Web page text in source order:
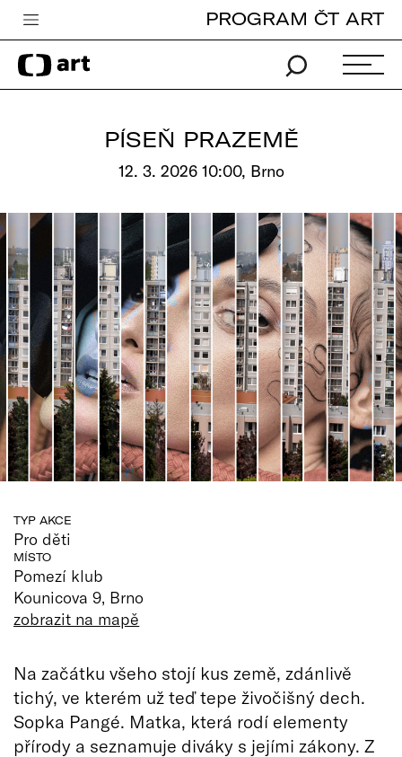
Česká televize
Zpravodajství
Pro děti
edu
Vše o ČT
PROGRAM ČT ART
PÍSEŇ PRAZEMĚ
12. 3. 2026 10:00, Brno
TYP AKCE
Pro děti
MÍSTO
Pomezí klub
Kounicova 9, Brno
zobrazit na mapě
Na začátku všeho stojí kus země, zdánlivě
tichý, ve kterém už teď tepe živočišný dech.
Sopka Pangé. Matka, která rodí elementy
přírody a seznamuje diváky s jejími zákony. Z